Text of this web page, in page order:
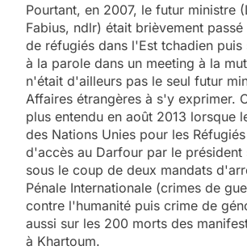
Pourtant, en 2007, le futur ministre
Fabius, ndlr) était brièvement
de réfugiés dans l'Est tchadien
à la parole dans un meeting à la
n'était d'ailleurs pas le seul futur
Affaires étrangères à s'y exprimer.
plus entendu en août 2013 lorsque
des Nations Unies pour les
d'accès au Darfour par le président
sous le coup de deux mandats
Pénale Internationale (crimes de
contre l'humanité puis crime de
aussi sur les 200 morts des
à Khartoum.